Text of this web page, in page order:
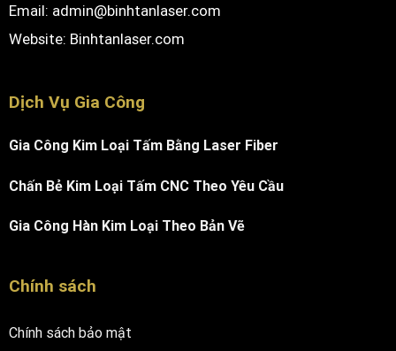
Email: admin@binhtanlaser.com
Website: Binhtanlaser.com
Dịch Vụ Gia Công
Gia Công Kim Loại Tấm Bằng Laser Fiber
Chấn Bẻ Kim Loại Tấm CNC Theo Yêu Cầu
Gia Công Hàn Kim Loại Theo Bản Vẽ
Chính sách
Chính sách bảo mật